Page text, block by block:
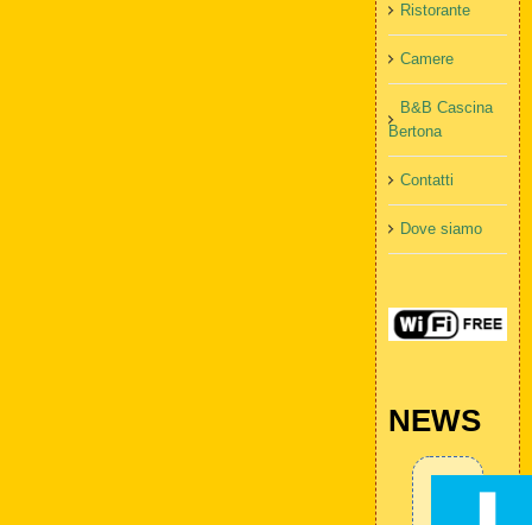
Ristorante
Camere
B&B Cascina
Bertona
Contatti
Dove siamo
NEWS